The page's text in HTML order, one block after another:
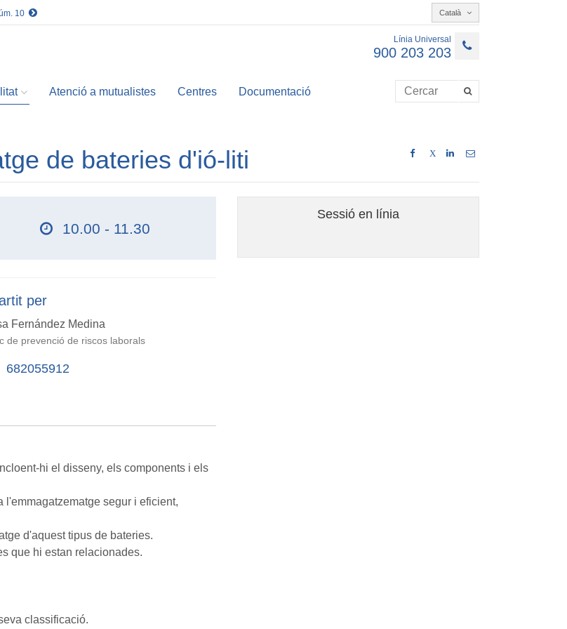
10 Català
Línia Universal
900 203 203
Atenció a mutualistes Centres Documentació
X
de bateries d'ió-liti
10.00 - 11.30
per
Fernández Medina
de prevenció de riscos laborals
682055912
hi el disseny, els components i els
segur i eficient,
d'aquest tipus de bateries.
que hi estan relacionades.
classificació.
Sessió en línia